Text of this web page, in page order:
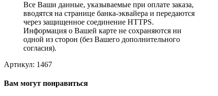
Все Ваши данные, указываемые при оплате заказа,
вводятся на странице банка-эквайера и передаются
через защищенное соединение HTTPS.
Информация о Вашей карте не сохраняются ни
одной из сторон (без Вашего дополнительного
согласия).
Артикул: 1467
Вам могут понравиться